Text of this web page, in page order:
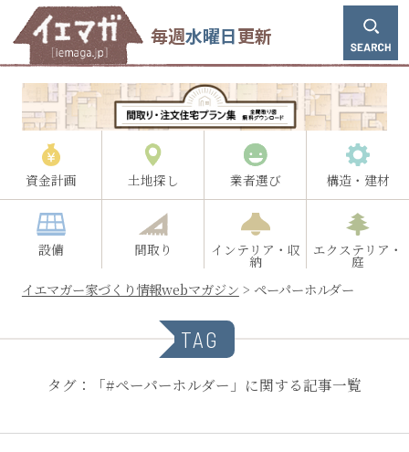
毎週水曜日更新
資金計画 土地探し 業者選び 構造・建材
設備 間取り インテリア・収
納
エクステリア・
庭
イエマガー家づくり情報webマガジン > ペーパーホルダー
TAG
タグ：「#ペーパーホルダー」に関する記事一覧